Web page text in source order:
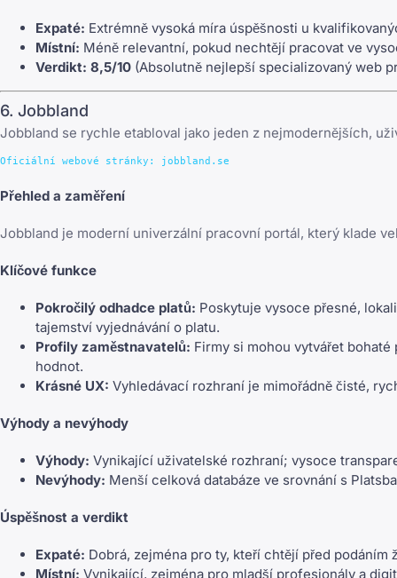
Expaté: Extrémně vysoká míra úspěšnosti u
Místní: Méně relevantní, pokud nechtějí pracovat ve
Verdikt: 8,5/10 (Absolutně nejlepší specializovaný web
6. Jobbland
Jobbland se rychle etabloval jako jeden z nejmodernějších,
Přehled a zaměření
Jobbland je moderní univerzální pracovní portál, který klade
Klíčové funkce
Pokročilý odhadce platů: Poskytuje vysoce přesné,
tajemství vyjednávání o platu.
Profily zaměstnavatelů: Firmy si mohou vytvářet
hodnot.
Krásné UX: Vyhledávací rozhraní je mimořádně čisté,
Výhody a nevýhody
Výhody: Vynikající uživatelské rozhraní; vysoce
Nevýhody: Menší celková databáze ve srovnání s
Úspěšnost a verdikt
Expaté: Dobrá, zejména pro ty, kteří chtějí před
Místní: Vynikající, zejména pro mladší profesionály a